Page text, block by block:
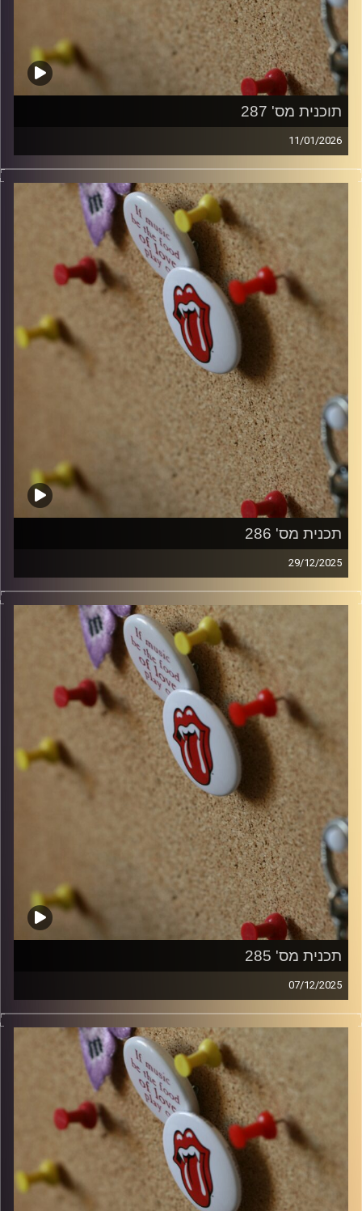
תוכנית מס' 287
11/01/2026
סינגלים חדשים ישראלים ו10 שנים למותו של דיוויד בואי
włodi
תכנית מס' 286
29/12/2025
קלאסיקות רוק עם אורן הוף
włodi
תכנית מס' 285
07/12/2025
קלאסיקות רוק עם אורן הוף
włodi